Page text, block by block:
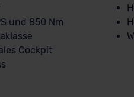
und 850 Nm
Cockpit